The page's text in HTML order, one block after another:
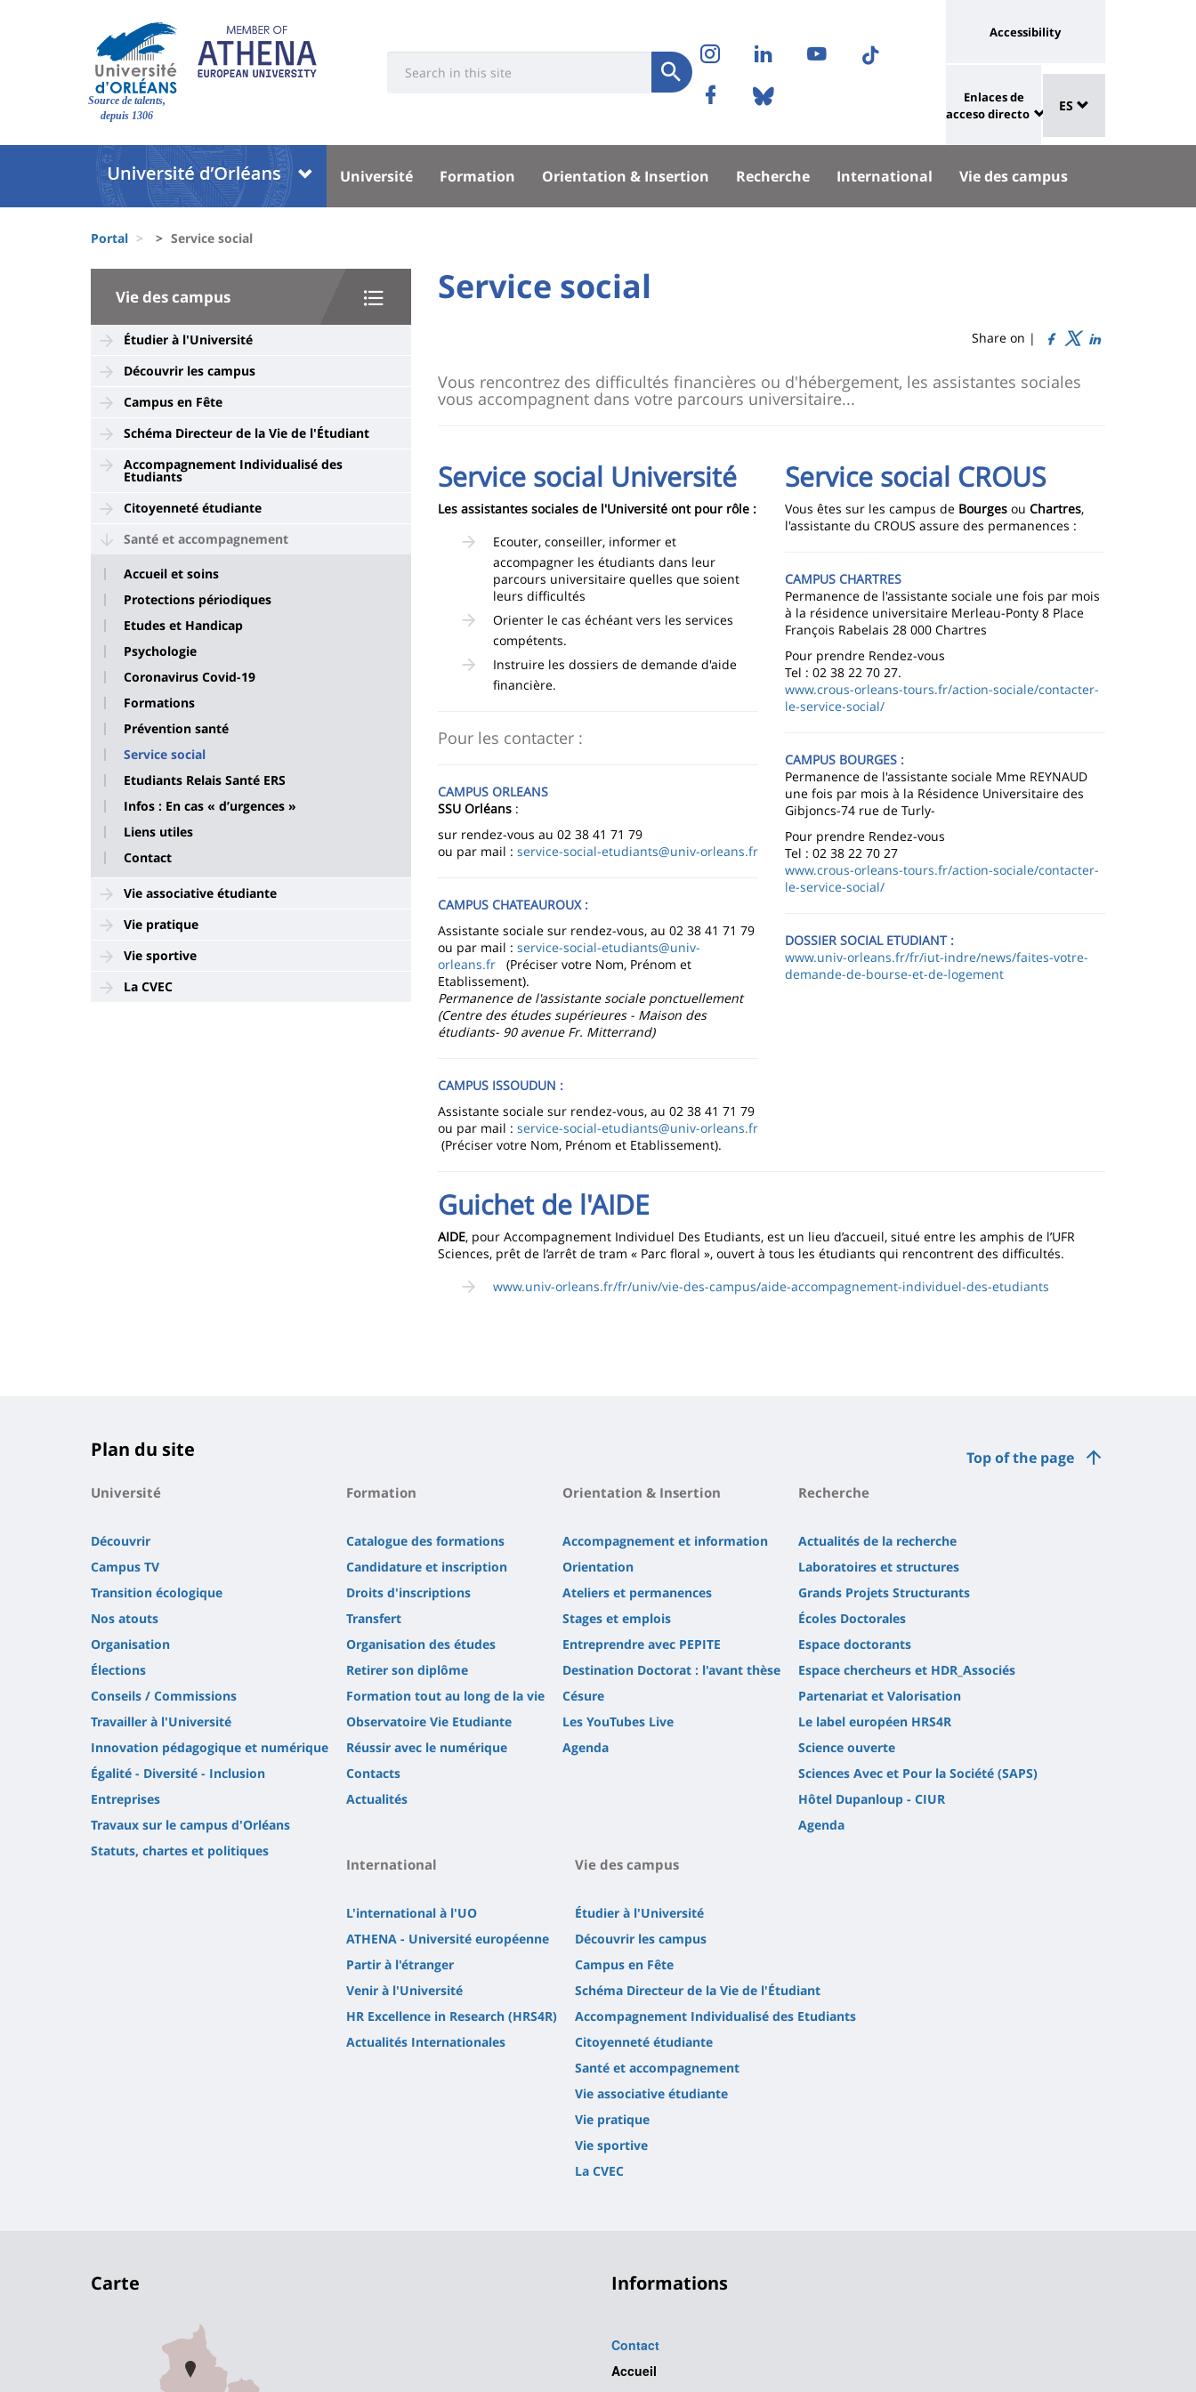
Site
Source de talents,
depuis 1306
Université
Soumettre
Réseaux
sociaux
Instagram
LinkedInYoutubeTikTok
FacebookBluesky
Université
lien
vers
page
accessibilité
Accessibility
University
:
Shortcut
links
Enlaces de
acceso directo
Sélecteur
de
langue
ES
Université
Block
liste
des
composantes
Menu
Université Formation Orientation & Insertion Recherche International Vie des campus
d'Ariane
Portal Service social
University
Sidebar
Vie des campus
Étudier à l'Université
Découvrir les campus
Campus en Fête
Schéma Directeur de la Vie de l'Étudiant
Accompagnement Individualisé des
Etudiants
Citoyenneté étudiante
Santé et accompagnement
Accueil et soins
Protections périodiques
Etudes et Handicap
Psychologie
Coronavirus Covid-19
Formations
Prévention santé
Service social
Etudiants Relais Santé ERS
Infos : En cas « d’urgences »
Liens utiles
Contact
Vie associative étudiante
Vie pratique
Vie sportive
La CVEC
University
content
Titre
Service social
Share on |
Contenu
de
page
principale
Vous rencontrez des difficultés financières ou d'hébergement, les assistantes sociales
vous accompagnent dans votre parcours universitaire...
Service social Université
Les assistantes sociales de l'Université ont pour rôle :
Ecouter, conseiller, informer et
accompagner les étudiants dans leur
parcours universitaire quelles que soient
leurs difficultés
Orienter le cas échéant vers les services
compétents.
Instruire les dossiers de demande d'aide
financière.
Pour les contacter :
CAMPUS ORLEANS
SSU Orléans:
sur rendez-vous au 02 38 41 71 79
ou par mail : service-social-etudiants@univ-orleans.fr
CAMPUS CHATEAUROUX :
Assistante sociale sur rendez-vous, au 02 38 41 71 79
ou par mail : service-social-etudiants@univ-
orleans.fr(Préciser votre Nom, Prénom et
Etablissement).
Permanence de l'assistante sociale ponctuellement
(Centre des études supérieures - Maison des
étudiants- 90 avenue Fr. Mitterrand)
CAMPUS ISSOUDUN :
Assistante sociale sur rendez-vous, au 02 38 41 71 79
ou par mail : service-social-etudiants@univ-orleans.fr
(Préciser votre Nom, Prénom et Etablissement).
Service social CROUS
Vous êtes sur les campus de Bourgesou Chartres,
l'assistante du CROUS assure des permanences :
CAMPUS CHARTRES
Permanence de l'assistante sociale une fois par mois
à la résidence universitaire Merleau-Ponty 8 Place
François Rabelais 28 000 Chartres
Pour prendre Rendez-vous
Tel : 02 38 22 70 27.
www.crous-orleans-tours.fr/action-sociale/contacter-
le-service-social/
CAMPUS BOURGES :
Permanence de l'assistante sociale Mme REYNAUD
une fois par mois à la Résidence Universitaire des
Gibjoncs-74 rue de Turly-
Pour prendre Rendez-vous
Tel : 02 38 22 70 27
www.crous-orleans-tours.fr/action-sociale/contacter-
le-service-social/
DOSSIER SOCIAL ETUDIANT :
www.univ-orleans.fr/fr/iut-indre/news/faites-votre-
demande-de-bourse-et-de-logement
Guichet de l'AIDE
AIDE, pour Accompagnement Individuel Des Etudiants, est un lieu d’accueil, situé entre les amphis de l’UFR
Sciences, prêt de l’arrêt de tram « Parc floral », ouvert à tous les étudiants qui rencontrent des difficultés.
www.univ-orleans.fr/fr/univ/vie-des-campus/aide-accompagnement-individuel-des-etudiants
Top of the page
Plan du site
Université
Découvrir
Campus TV
Transition écologique
Nos atouts
Organisation
Élections
Conseils / Commissions
Travailler à l'Université
Innovation pédagogique et numérique
Égalité - Diversité - Inclusion
Entreprises
Travaux sur le campus d'Orléans
Statuts, chartes et politiques
Formation
Catalogue des formations
Candidature et inscription
Droits d'inscriptions
Transfert
Organisation des études
Retirer son diplôme
Formation tout au long de la vie
Observatoire Vie Etudiante
Réussir avec le numérique
Contacts
Actualités
Orientation & Insertion
Accompagnement et information
Orientation
Ateliers et permanences
Stages et emplois
Entreprendre avec PEPITE
Destination Doctorat : l'avant thèse
Césure
Les YouTubes Live
Agenda
Recherche
Actualités de la recherche
Laboratoires et structures
Grands Projets Structurants
Écoles Doctorales
Espace doctorants
Espace chercheurs et HDR_Associés
Partenariat et Valorisation
Le label européen HRS4R
Science ouverte
Sciences Avec et Pour la Société (SAPS)
Hôtel Dupanloup - CIUR
Agenda
International
L'international à l'UO
ATHENA - Université européenne
Partir à l'étranger
Venir à l'Université
HR Excellence in Research (HRS4R)
Actualités Internationales
Vie des campus
Étudier à l'Université
Découvrir les campus
Campus en Fête
Schéma Directeur de la Vie de l'Étudiant
Accompagnement Individualisé des Etudiants
Citoyenneté étudiante
Santé et accompagnement
Vie associative étudiante
Vie pratique
Vie sportive
La CVEC
Carte Informations
Contact
Accueil